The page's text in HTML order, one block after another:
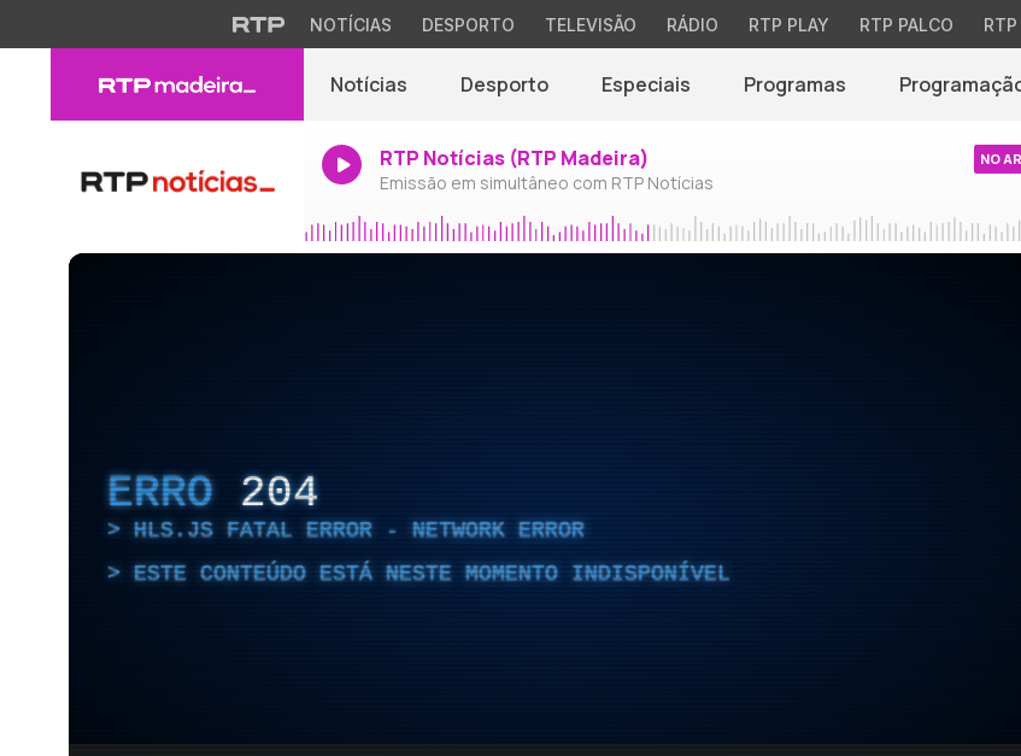
NOTÍCIAS DESPORTO TELEVISÃO RÁDIO RTP PLAY RTP PALCO
Notícias Desporto Especiais Programas
RTP Notícias (RTP Madeira)
Emissão em simultâneo com RTP Notícias
NO AR
ERRO 204
HLS.JS FATAL ERROR - NETWORK ERROR
ESTE CONTEÚDO ESTÁ NESTE MOMENTO INDISPONÍVEL